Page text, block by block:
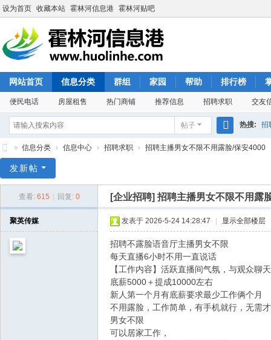
设为首页 收藏本站 霍林河信息港 霍林河贴吧
网站首页 信息分类 群组 家园 帮助 排行榜
便民电话 房屋租售 热门商铺 推荐信息 招聘求职 交友
帖子
搜
热搜: 招
林
» 信息分类 › 信息中心 › 招聘求职 › 招聘主播男女不限不用露脸/保安4000
发新帖
查看: 615 回复: 0 [企业招聘] 招聘主播男女不限不用露
聚英传媒 发表于 2026-5-24 14:28:47 显示全部楼层
招聘不露脸语音厅主播男女不限
每天直播6小时不用一直说话
【工作内容】活跃直播间气氛，与观众聊
底薪5000＋提成10000左右
新人第一个月有底薪要求最少工作俩个月
不用露脸，工作简单，有手机就行，无需
男女不限
可以居家工作，